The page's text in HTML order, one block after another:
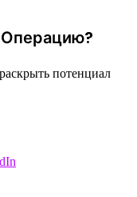
потенциал